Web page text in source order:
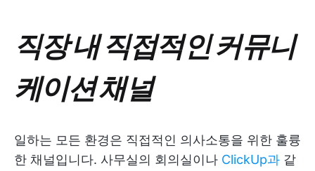
직장 내 직접적인 커뮤니
케이션 채널
일하는 모든 환경은 직접적인 의사소통을 위한 훌륭
한 채널입니다. 사무실의 회의실이나 ClickUp과 같